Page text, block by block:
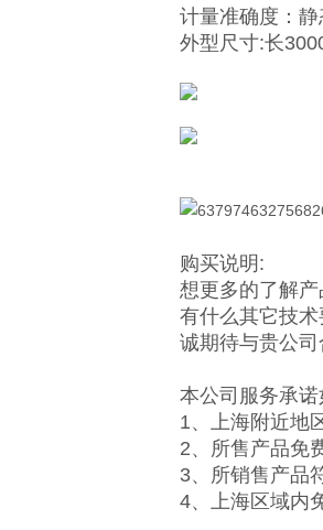
计量准确度：
外型尺寸:长
购买说明:
想更多的了解
有什么其它技
诚期待与贵公
本公司服务承
1、上海附近地
2、所售产品免
3、所销售产品
4、上海区域内